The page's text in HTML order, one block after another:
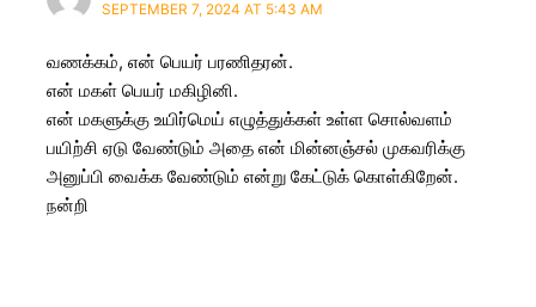
SEPTEMBER 7, 2024 AT 5:43 AM
வணக்கம், என் பெயர் பரணிதரன்.
என் மகள் பெயர் மகிழினி.
என் மகளுக்கு உயிர்மெய் எழுத்துக்கள் உள்ள சொல்வளம்
பயிற்சி ஏடு வேண்டும் அதை என் மின்னஞ்சல் முகவரிக்கு
அனுப்பி வைக்க வேண்டும் என்று கேட்டுக் கொள்கிறேன்.
நன்றி